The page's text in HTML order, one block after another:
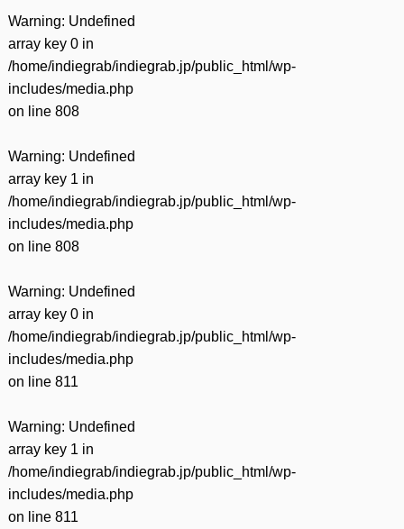
Warning: Undefined
array key 0 in
/home/indiegrab/indiegrab.jp/public_html/wp-
includes/media.php
on line 808
Warning: Undefined
array key 1 in
/home/indiegrab/indiegrab.jp/public_html/wp-
includes/media.php
on line 808
Warning: Undefined
array key 0 in
/home/indiegrab/indiegrab.jp/public_html/wp-
includes/media.php
on line 811
Warning: Undefined
array key 1 in
/home/indiegrab/indiegrab.jp/public_html/wp-
includes/media.php
on line 811